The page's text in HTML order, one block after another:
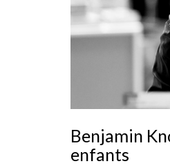
Benjamin
enfants